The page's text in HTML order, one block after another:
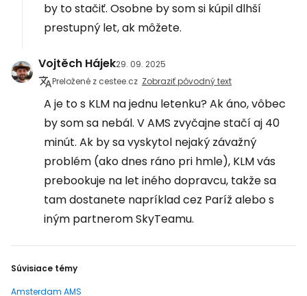
by to stačiť. Osobne by som si kúpil dlhší
prestupný let, ak môžete.
Vojtěch Hájek29. 09. 2025
Preložené z cestee.cz Zobraziť pôvodný text
A je to s KLM na jednu letenku? Ak áno, vôbec
by som sa nebál. V AMS zvyčajne stačí aj 40
minút. Ak by sa vyskytol nejaký závažný
problém (ako dnes ráno pri hmle), KLM vás
prebookuje na let iného dopravcu, takže sa
tam dostanete napríklad cez Paríž alebo s
iným partnerom SkyTeamu.
Súvisiace témy
Amsterdam AMS